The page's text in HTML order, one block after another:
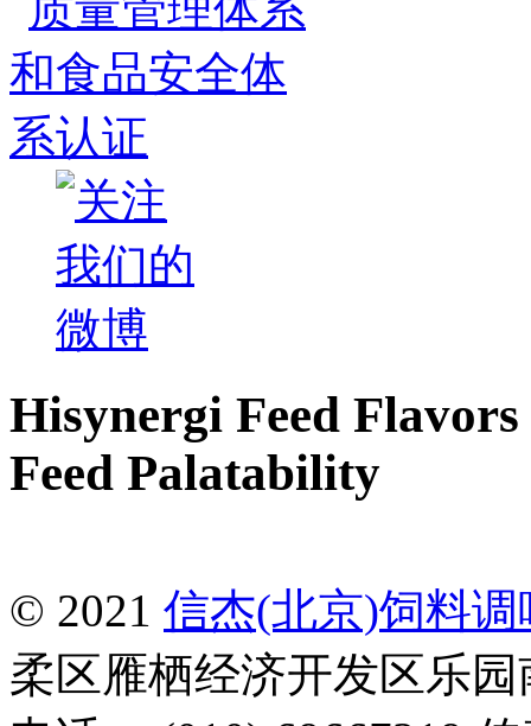
Hisynergi Feed
Feed Palatability
© 2021 信杰(北京)饲料
柔区雁栖经济开发区乐